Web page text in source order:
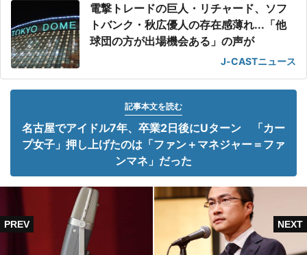
電撃トレードの巨人・リチャード、ソフ
トバンク・秋広優人の存在感薄れ...「他
球団の方が出場機会ある」の声が
J-CASTニュース
記事本文を読む
名古屋でアイドル7年、卒業2日後にUターン 「カー
プ女子」押し上げたのは「ファン＋マネジャー＝ファ
ンマネ」だった